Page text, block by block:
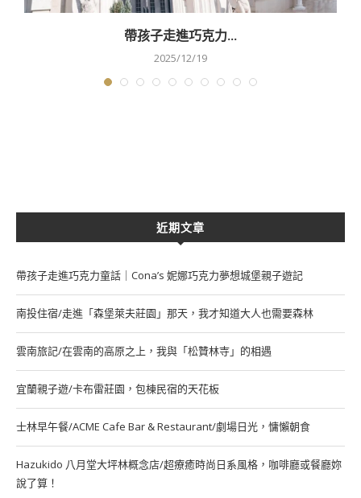
帶孩子走進巧克力...
2025/12/19
近期文章
帶孩子走進巧克力童話｜Cona’s 妮娜巧克力夢想城堡親子遊記
南投住宿/走進「森堡萊夫莊園」那天，我才知道大人也需要森林
雲南旅記/在雲南的高原之上，我與「松贊林寺」的相遇
宜蘭親子遊/卡布雷莊園，包棟民宿的天花板
士林早午餐/ACME Cafe Bar & Restaurant/劇場日光，慵懶朝食
Hazukido 八月堂大坪林概念店/超療癒時尚日系風格，咖啡廳或餐廳妳
說了算！